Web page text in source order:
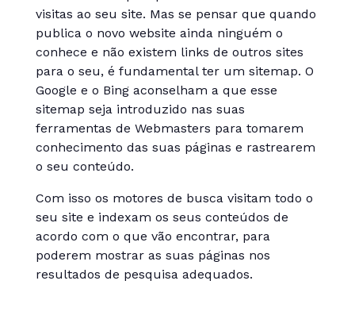
visitas ao seu site. Mas se pensar que quando
publica o novo website ainda ninguém o
conhece e não existem links de outros sites
para o seu, é fundamental ter um sitemap. O
Google e o Bing aconselham a que esse
sitemap seja introduzido nas suas
ferramentas de Webmasters para tomarem
conhecimento das suas páginas e rastrearem
o seu conteúdo.
Com isso os motores de busca visitam todo o
seu site e indexam os seus conteúdos de
acordo com o que vão encontrar, para
poderem mostrar as suas páginas nos
resultados de pesquisa adequados.